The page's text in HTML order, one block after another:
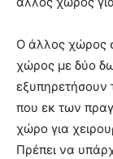
Ο άλλος χώρος
χώρος με δύο
εξυπηρετήσουν
που εκ των
χώρο για
Πρέπει να